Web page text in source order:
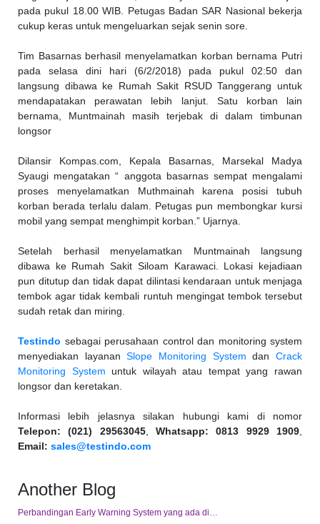
pada pukul 18.00 WIB. Petugas Badan SAR Nasional bekerja
cukup keras untuk mengeluarkan sejak senin sore.
Tim Basarnas berhasil menyelamatkan korban bernama Putri
pada selasa dini hari (6/2/2018) pada pukul 02:50 dan
langsung dibawa ke Rumah Sakit RSUD Tanggerang untuk
mendapatakan perawatan lebih lanjut. Satu korban lain
bernama, Muntmainah masih terjebak di dalam timbunan
longsor
Dilansir Kompas.com, Kepala Basarnas, Marsekal Madya
Syaugi mengatakan “ anggota basarnas sempat mengalami
proses menyelamatkan Muthmainah karena posisi tubuh
korban berada terlalu dalam. Petugas pun membongkar kursi
mobil yang sempat menghimpit korban.” Ujarnya.
Setelah berhasil menyelamatkan Muntmainah langsung
dibawa ke Rumah Sakit Siloam Karawaci. Lokasi kejadiaan
pun ditutup dan tidak dapat dilintasi kendaraan untuk menjaga
tembok agar tidak kembali runtuh mengingat tembok tersebut
sudah retak dan miring.
Testindo sebagai perusahaan control dan monitoring system
menyediakan layananSlope Monitoring System danCrack
Monitoring System untuk wilayah atau tempat yang rawan
longsor dan keretakan.
Informasi lebih jelasnya silakan hubungi kami di nomor
Telepon: (021) 29563045,Whatsapp: 0813 9929 1909
Email: sales@testindo.com
Another Blog
Perbandingan Early Warning System yang ada di…